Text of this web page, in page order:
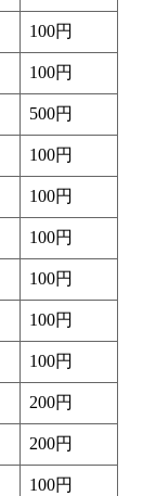
100円
100円
500円
100円
100円
100円
100円
100円
100円
200円
200円
100円